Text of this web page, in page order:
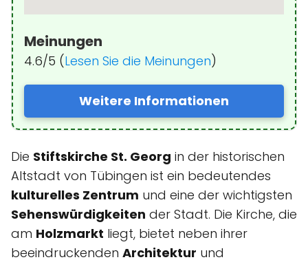
Meinungen
4.6/5 (Lesen Sie die Meinungen)
Weitere Informationen
Die Stiftskirche St. Georg in der historischen
Altstadt von Tübingen ist ein bedeutendes
kulturelles Zentrum und eine der wichtigsten
Sehenswürdigkeiten der Stadt. Die Kirche, die
am Holzmarkt liegt, bietet neben ihrer
beeindruckenden Architektur und